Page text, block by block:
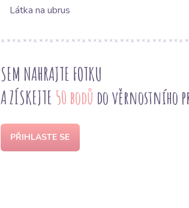
Látka na ubrus
SEM NAHRAJTE FOTKU
A ZÍSKEJTE 50 bodů do věrnostního
PŘIHLASTE SE